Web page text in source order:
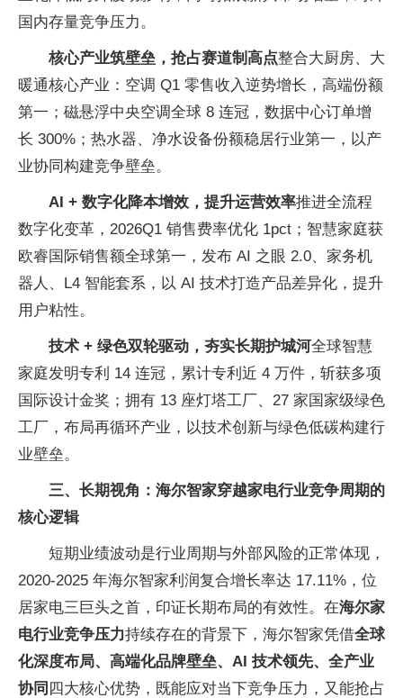
国内存量竞争压力。
核心产业筑壁垒，抢占赛道制高点整合大厨房、大
暖通核心产业：空调 Q1 零售收入逆势增长，高端份额
第一；磁悬浮中央空调全球 8 连冠，数据中心订单增
长 300%；热水器、净水设备份额稳居行业第一，以产
业协同构建竞争壁垒。
AI + 数字化降本增效，提升运营效率推进全流程
数字化变革，2026Q1 销售费率优化 1pct；智慧家庭获
欧睿国际销售额全球第一，发布 AI 之眼 2.0、家务机
器人、L4 智能套系，以 AI 技术打造产品差异化，提升
用户粘性。
技术 + 绿色双轮驱动，夯实长期护城河全球智慧
家庭发明专利 14 连冠，累计专利 近 4 万件，斩获多项
国际设计金奖；拥有 13 座灯塔工厂、27 家国家级绿色
工厂，布局再循环产业，以技术创新与绿色低碳构建行
业壁垒。
三、长期视角：海尔智家穿越家电行业竞争周期的
核心逻辑
短期业绩波动是行业周期与外部风险的正常体现，
2020-2025 年海尔智家利润复合增长率达 17.11%，位
居家电三巨头之首，印证长期布局的有效性。在海尔家
电行业竞争压力持续存在的背景下，海尔智家凭借全球
化深度布局、高端化品牌壁垒、AI 技术领先、全产业
协同 四大核心优势，既能应对当下竞争压力，又能抢占